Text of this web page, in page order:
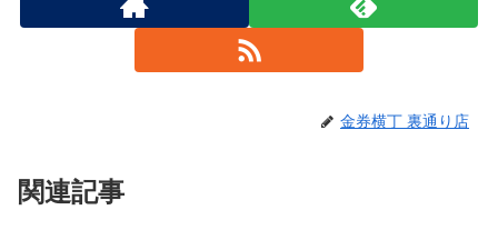
金券横丁 裏通り店
関連記事